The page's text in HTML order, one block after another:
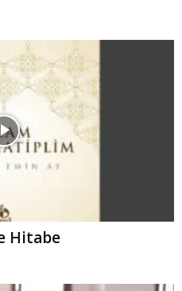
Hitabe